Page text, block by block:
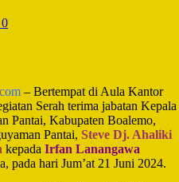
0
– Bertempat di Aula Kantor
Serah terima jabatan Kepala
Pantai, Kabupaten Boalemo,
Pantai, Steve Dj. Ahaliki
kepada Irfan Lanangawa
pada hari Jum’at 21 Juni 2024.